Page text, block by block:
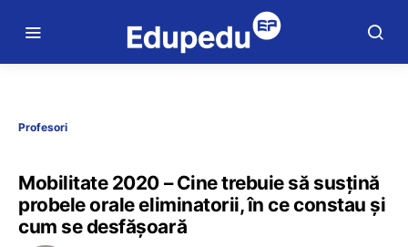
Profesori
Mobilitate 2020 – Cine trebuie să susțină
probele orale eliminatorii, în ce constau și
cum se desfășoară